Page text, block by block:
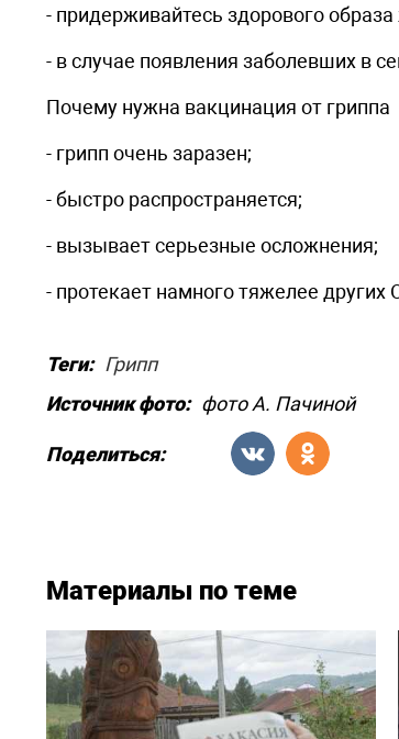
- придерживайтесь здорового
- в случае появления заболевших в
Почему нужна вакцинация от гриппа
- грипп очень заразен;
- быстро распространяется;
- вызывает серьезные осложнения;
- протекает намного тяжелее других
Теги: Грипп
Источник фото: фото А. Пачиной
Поделиться:
Материалы по теме